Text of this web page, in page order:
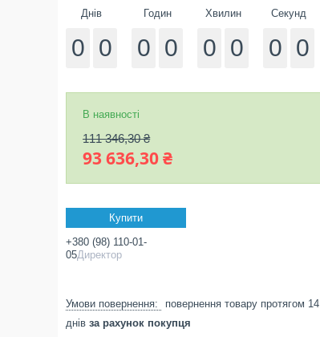
Днів
0 0
Годин
0 0
Хвилин
0 0
Секунд
0 0
В наявності
111 346,30 ₴
93 636,30 ₴
Купити
+380 (98) 110-01-
05Директор
повернення товару протягом 14
днів за рахунок покупця